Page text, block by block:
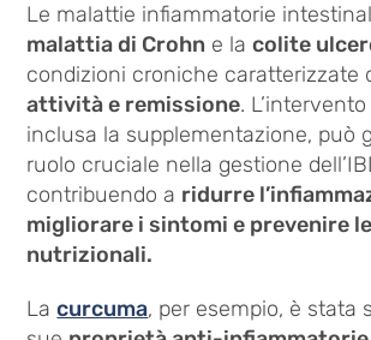
Le malattie infiammatorie
malattia di Crohn e lacolite
condizioni croniche caratterizzate
attività e remissione.
inclusa la supplementazione, può
ruolo cruciale nella gestione
contribuendo a ridurre
migliorare i sintomi e prevenire
nutrizionali.
Lacurcuma, per esempio, è stata